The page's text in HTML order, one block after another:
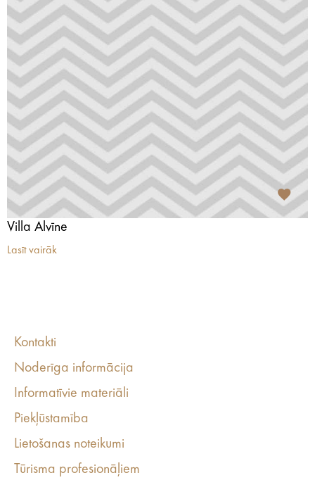
Villa Alvīne
Lasīt vairāk
Kontakti
Noderīga informācija
Informatīvie materiāli
Piekļūstamība
Lietošanas noteikumi
Tūrisma profesionāļiem